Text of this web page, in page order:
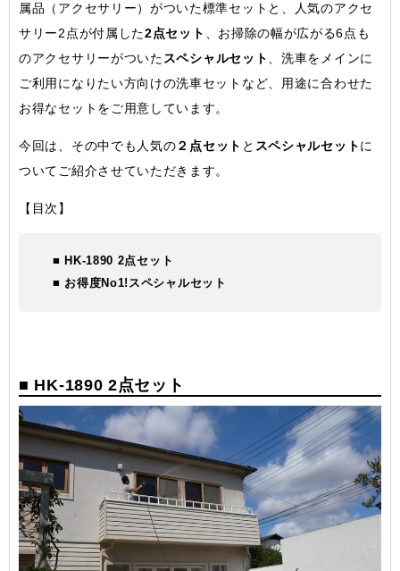
属品（アクセサリー）がついた標準セットと、人気のアクセ
サリー2点が付属した2点セット 、お掃除の幅が広がる6点も
のアクセサリーがついたスペシャルセット、洗車をメインに
ご利用になりたい方向けの洗車セットなど、用途に合わせた
お得なセットをご用意しています。
今回は、その中でも人気の２点セット と スペシャルセットに
ついてご紹介させていただきます。
【目次】
■ HK-1890 2点セット
■ お得度No1!スペシャルセット
■ HK-1890 2点セット